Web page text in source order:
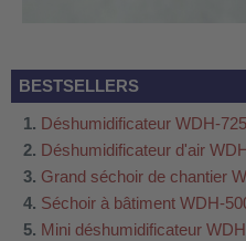
BESTSELLERS
Déshumidificateur WDH-
Déshumidificateur d'air
Grand séchoir de chantier
Séchoir à bâtiment WDH-
Mini déshumidificateur